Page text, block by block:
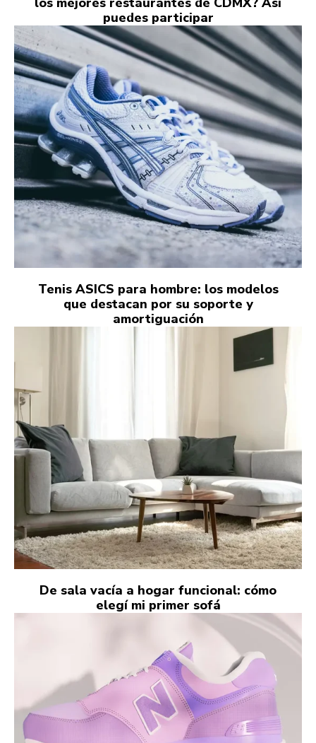
puedes participar
Tenis ASICS para hombre: los modelos
que destacan por su soporte y
amortiguación
De sala vacía a hogar funcional: cómo
elegí mi primer sofá